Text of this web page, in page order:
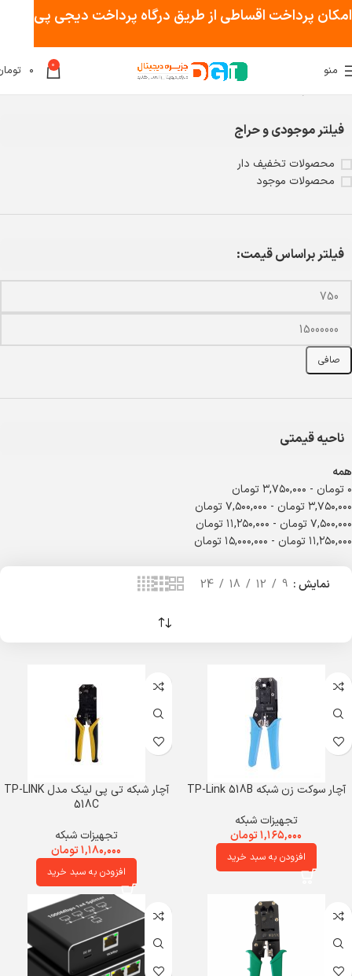
منو 0 ۰
فیلتر موجودی و حراج
محصولات تخفیف دار
محصولات موجود
فیلتر براساس قیمت:
صافی
ناحیه قیمتی
همه
۰ تومان - ۳,۷۵۰,۰۰۰تومان
۳,۷۵۰,۰۰۰تومان - ۷,۵۰۰,۰۰۰تومان
۷,۵۰۰,۰۰۰تومان - ۱۱,۲۵۰,۰۰۰تومان
۱۱,۲۵۰,۰۰۰تومان - ۱۵,۰۰۰,۰۰۰تومان
نمایش 9
12
18
24
آچار سوکت زن شبکه TP-Link 518B
تجهیزات شبکه
۱,۱۶۵,۰۰۰تومان
افزودن به سبد خرید
آچار شبکه تی پی لینک مدل TP-LINK
518C
تجهیزات شبکه
۱,۱۸۰,۰۰۰تومان
افزودن به سبد خرید
امکان پرداخت اقساطی از طریق درگاه پرداخت دیجی پی